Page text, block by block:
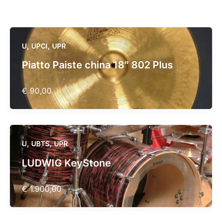
U, UPCI, UPR
Piatto Paiste china 18″ 802 Plus
€ 90,00
U,UBTS,UPR
LUDWIG KeyStone
€ 1.900,00